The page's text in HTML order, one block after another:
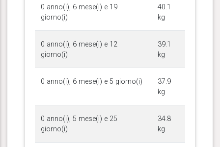
0 anno(i), 6 mese(i) e 19
giorno(i)
40.1
kg
0 anno(i), 6 mese(i) e 12
giorno(i)
39.1
kg
0 anno(i), 6 mese(i) e 5 giorno(i)
37.9
kg
0 anno(i), 5 mese(i) e 25
giorno(i)
34.8
kg